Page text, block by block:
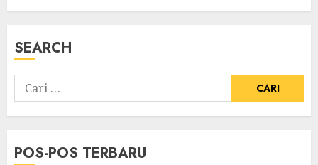
SEARCH
POS-POS TERBARU